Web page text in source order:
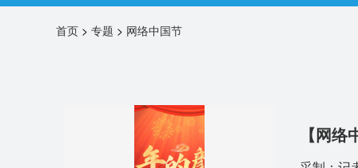
首页> 专题 > 网络中国节
【网